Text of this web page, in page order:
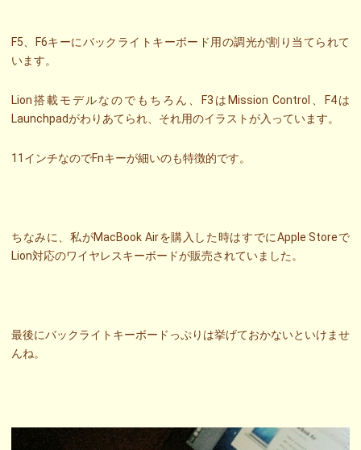
F5、F6キーにバックライトキーボード用の調光が割り当てられて
います。
Lion搭載モデルなのでもちろん、F3はMission Control、F4は
Launchpadがわりあてられ、それ用のイラストが入っています。
11インチなのでFnキーが細いのも特徴的です。
ちなみに、私がMacBook Airを購入した時はすでにApple Storeで
Lion対応のワイヤレスキーボードが販売されていました。
最後にバックライトキーボードっぷりは挙げておかないといけませ
んね。